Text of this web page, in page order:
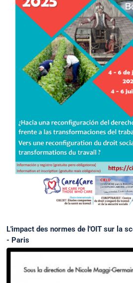
L'impact des normes de l'OIT sur la
- Paris